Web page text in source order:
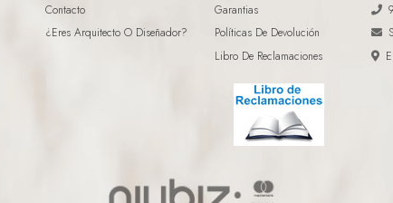
Contacto
¿eres Arquitecto O Diseñador?
Garantias
Políticas De Devolución
Libro De Reclamaciones